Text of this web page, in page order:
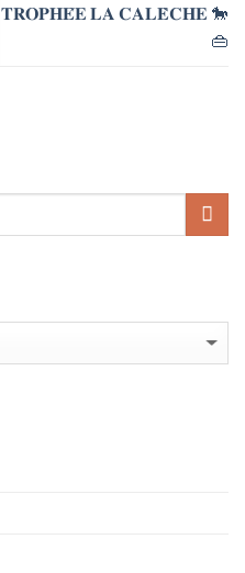
𝐓𝐑𝐎𝐏𝐇𝐄́𝐄 𝐋𝐀 𝐂𝐀𝐋𝐄̀𝐂𝐇𝐄 🐎
👜